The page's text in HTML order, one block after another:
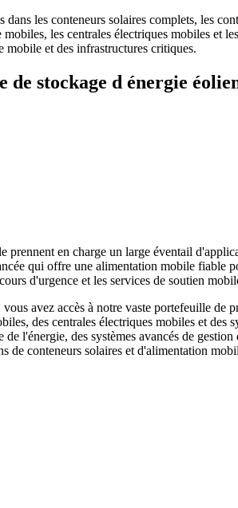
les conteneurs solaires complets, les
les centrales électriques mobiles
mobile et des infrastructures critiques.
de stockage d énergie
prennent en charge un large éventail
qui offre une alimentation mobile fiable
d'urgence et les services de soutien
avez accès à notre vaste portefeuille
des centrales électriques mobiles et
l'énergie, des systèmes avancés de
de conteneurs solaires et d'alimentation